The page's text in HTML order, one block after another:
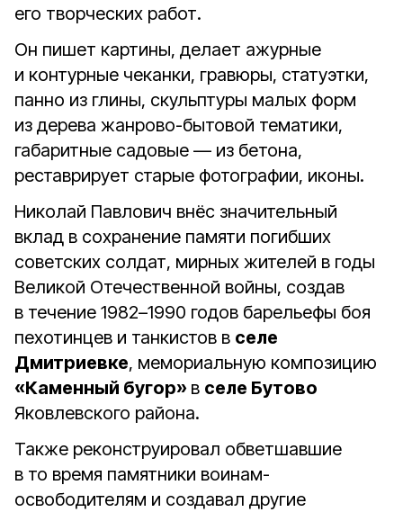
его творческих работ.
Он пишет картины, делает ажурные
и контурные чеканки, гравюры, статуэтки,
панно из глины, скульптуры малых форм
из дерева жанрово-бытовой тематики,
габаритные садовые — из бетона,
реставрирует старые фотографии, иконы.
Николай Павлович внёс значительный
вклад в сохранение памяти погибших
советских солдат, мирных жителей в годы
Великой Отечественной войны, создав
в течение 1982–1990 годов барельефы боя
пехотинцев и танкистов в селе
Дмитриевке, мемориальную композицию
«Каменный бугор» в селе Бутово
Яковлевского района.
Также реконструировал обветшавшие
в то время памятники воинам-
освободителям и создавал другие